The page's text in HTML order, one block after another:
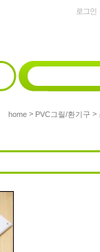
로그인
home > PVC그릴/환기구 >